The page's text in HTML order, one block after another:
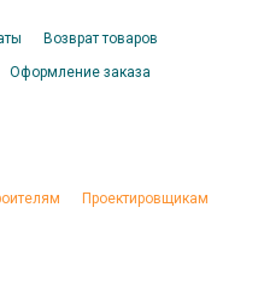
Возврат товаров
Оформление заказа
Проектировщикам